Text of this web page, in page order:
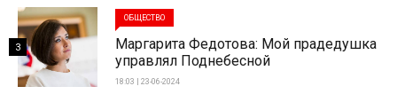
ОБЩЕСТВО
Маргарита Федотова: Мой прадедушка
управлял Поднебесной
18:03 | 23-06-2024
3